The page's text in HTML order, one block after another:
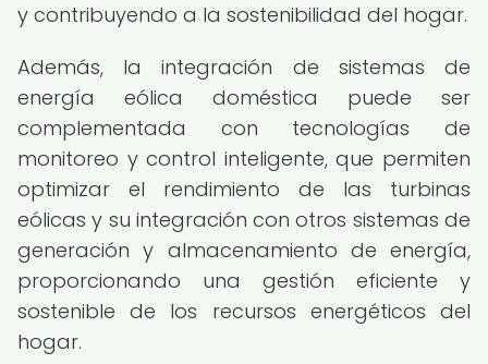
y contribuyendo a la sostenibilidad del hogar.
Además, la integración de sistemas de
energía eólica doméstica puede ser
complementada con tecnologías de
monitoreo y control inteligente, que permiten
optimizar el rendimiento de las turbinas
eólicas y su integración con otros sistemas de
generación y almacenamiento de energía,
proporcionando una gestión eficiente y
sostenible de los recursos energéticos del
hogar.